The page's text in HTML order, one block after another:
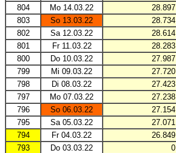
804
Mo 14.03.22 28.897
803
So 13.03.22 28.734
802
Sa 12.03.22 28.614
801
Fr 11.03.22 28.283
800
Do 10.03.22 27.987
799
Mi 09.03.22 27.720
798
Di 08.03.22 27.423
797
Mo 07.03.22 27.238
796
So 06.03.22 27.154
795
Sa 05.03.22 27.071
794
Fr 04.03.22 26.849
793
Do 03.03.22 0